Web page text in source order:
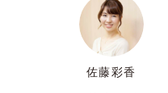
佐藤彩香